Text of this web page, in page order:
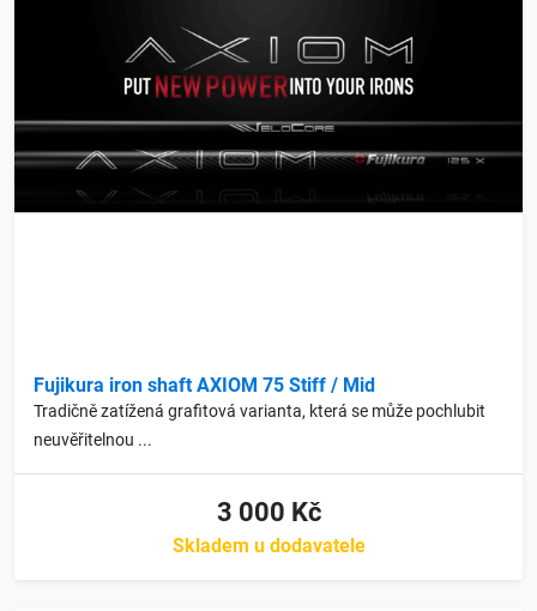
Fujikura iron shaft AXIOM 75 Stiff / Mid
Tradičně zatížená grafitová varianta, která se může pochlubit
neuvěřitelnou ...
3 000 Kč
Skladem u dodavatele